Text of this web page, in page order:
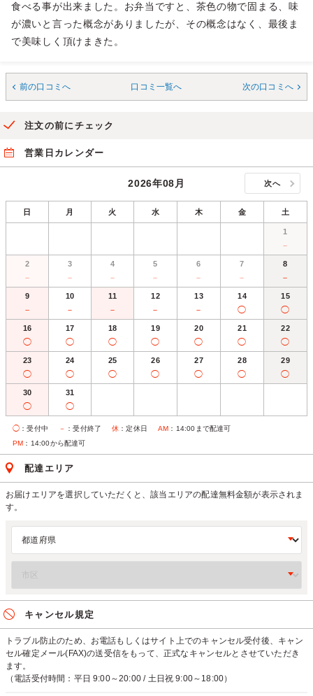
食べる事が出来ました。お弁当ですと、茶色の物で固まる、味
が濃いと言った概念がありましたが、その概念はなく、最後ま
で美味しく頂けまきた。
前の口コミへ 口コミ一覧へ 次の口コミへ
注文の前にチェック
営業日カレンダー
2026年08月 次へ
日 月 火 水 木 金 土
1
－
2
－
3
－
4
－
5
－
6
－
7
－
8
－
9
－
10
－
11
－
12
－
13
－
14
◯
15
◯
16
◯
17
◯
18
◯
19
◯
20
◯
21
◯
22
◯
23
◯
24
◯
25
◯
26
◯
27
◯
28
◯
29
◯
30
◯
31
◯
◯ ：受付中 － ：受付終了 休 ：定休日 AM ：14:00まで配達可
PM ：14:00から配達可
配達エリア
お届けエリアを選択していただくと、該当エリアの配達無料金額が表示されま
す。
キャンセル規定
トラブル防止のため、お電話もしくはサイト上でのキャンセル受付後、キャン
セル確定メール(FAX)の送受信をもって、正式なキャンセルとさせていただき
ます。
（電話受付時間：平日 9:00～20:00 / 土日祝 9:00～18:00）